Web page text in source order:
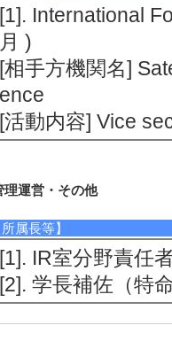
[1]. International
月 )
[相手方機関名]
ence
[活動内容] Vice
理運営・その他
所属長等】
[1]. IR室分野責任
[2]. 学長補佐（特